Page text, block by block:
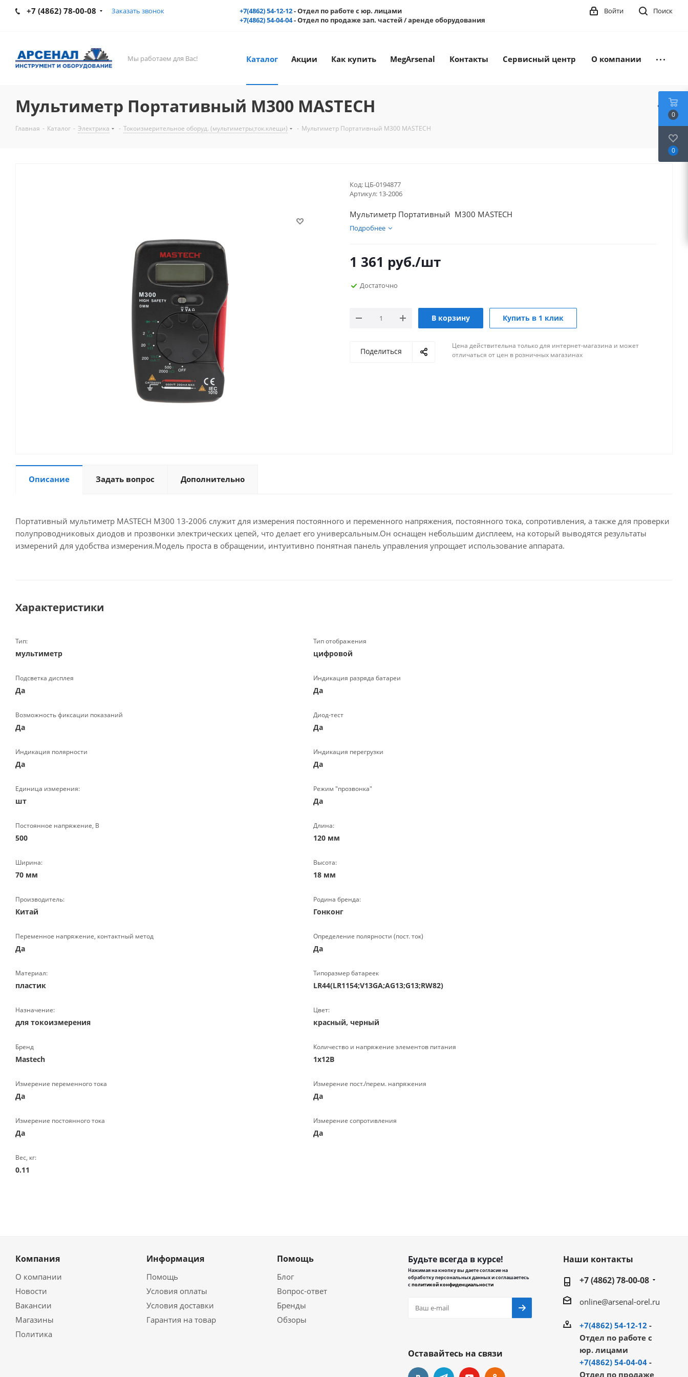
+7 (4862) 78-00-08 Заказать звонок +7(4862) 54-12-12- Отдел по работе с юр. лицами
+7(4862) 54-04-04- Отдел по продаже зап. частей / аренде оборудования
Поиск
Войти
Мы работаем для Вас! Каталог Акции Как купить MegArsenal Контакты Сервисный центр О компании
Мультиметр Портативный M300 MASTECH
Главная - Каталог - Электрика - Токоизмерительное оборуд. (мультиметры,ток.клещи) - Мультиметр Портативный M300 MASTECH
Код: ЦБ-0194877
Артикул: 13-2006
Мультиметр Портативный M300 MASTECH
Подробнее
1 361 руб./шт
Достаточно
В корзину Купить в 1 клик
Поделиться
Цена действительна только для интернет-магазина и может
отличаться от цен в розничных магазинах
Описание Задать вопрос Дополнительно
Портативный мультиметр MASTECH M300 13-2006 служит для измерения постоянного и переменного напряжения, постоянного тока, сопротивления, а также для проверки
полупроводниковых диодов и прозвонки электрических цепей, что делает его универсальным.Он оснащен небольшим дисплеем, на который выводятся результаты
измерений для удобства измерения.Модель проста в обращении, интуитивно понятная панель управления упрощает использование аппарата.
Характеристики
Тип:
мультиметр
Тип отображения
цифровой
Подсветка дисплея
Да
Индикация разряда батареи
Да
Возможность фиксации показаний
Да
Диод-тест
Да
Индикация полярности
Да
Индикация перегрузки
Да
Единица измерения:
шт
Режим "прозвонка"
Да
Постоянное напряжение, В
500
Длина:
120 мм
Ширина:
70 мм
Высота:
18 мм
Производитель:
Китай
Родина бренда:
Гонконг
Переменное напряжение, контактный метод
Да
Определение полярности (пост. ток)
Да
Материал:
пластик
Типоразмер батареек
LR44(LR1154;V13GA;AG13;G13;RW82)
Назначение:
для токоизмерения
Цвет:
красный, черный
Бренд
Mastech
Количество и напряжение элементов питания
1х12B
Измерение переменного тока
Да
Измерение пост./перем. напряжения
Да
Измерение постоянного тока
Да
Измерение сопротивления
Да
Вес, кг:
0.11
Компания
О компании
Новости
Вакансии
Магазины
Политика
Информация
Помощь
Условия оплаты
Условия доставки
Гарантия на товар
Помощь
Блог
Вопрос-ответ
Бренды
Обзоры
Будьте всегда в курсе!
Нажимая на кнопку вы даете согласие на
обработку персональных данных и соглашаетесь
сполитикой конфиденциальности
Оставайтесь на связи
Наши контакты
+7 (4862) 78-00-08
online@arsenal-orel.ru
+7(4862) 54-12-12 -
Отдел по работе с
юр. лицами
+7(4862) 54-04-04-
Отдел по продаже
0
0